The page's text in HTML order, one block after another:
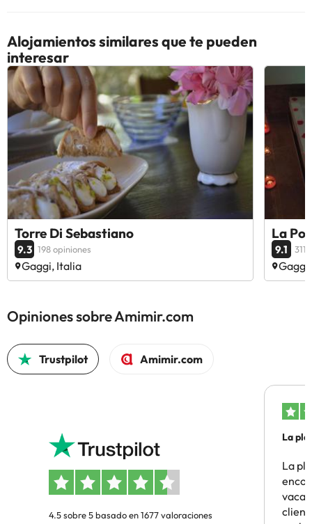
Alojamientos similares que te pueden
interesar
Torre Di Sebastiano
9.3 198 opiniones
Gaggi, Italia
La
9.1 311
Opiniones sobre Amimir.com
Trustpilot Amimir.com
4.5 sobre 5 basado en 1677 valoraciones
La
La